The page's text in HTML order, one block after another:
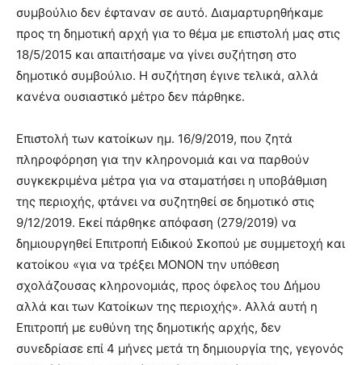
συμβούλιο δεν έφταναν σε αυτό. Διαμαρτυρηθήκαμε
προς τη δημοτική αρχή για το θέμα με επιστολή μας στις
18/5/2015 και απαιτήσαμε να γίνει συζήτηση στο
δημοτικό συμβούλιο. Η συζήτηση έγινε τελικά, αλλά
κανένα ουσιαστικό μέτρο δεν πάρθηκε.
Επιστολή των κατοίκων ημ. 16/9/2019, που ζητά
πληροφόρηση για την κληρονομιά και να παρθούν
συγκεκριμένα μέτρα για να σταματήσει η υποβάθμιση
της περιοχής, φτάνει να συζητηθεί σε δημοτικό στις
9/12/2019. Εκεί πάρθηκε απόφαση (279/2019) να
δημιουργηθεί Επιτροπή Ειδικού Σκοπού με συμμετοχή και
κατοίκου «για να τρέξει ΜΟΝΟΝ την υπόθεση
σχολάζουσας κληρονομιάς, προς όφελος του Δήμου
αλλά και των Κατοίκων της περιοχής». Αλλά αυτή η
Επιτροπή με ευθύνη της δημοτικής αρχής, δεν
συνεδρίασε επί 4 μήνες μετά τη δημιουργία της, γεγονός